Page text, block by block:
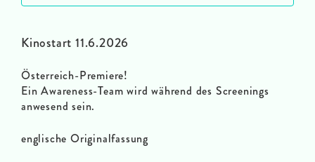
Kinostart 11.6.2026
Österreich-Premiere!
Ein Awareness-Team wird während des Screenings
anwesend sein.
englische Originalfassung